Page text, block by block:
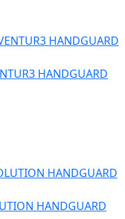
HANDGUARD
HANDGUARD